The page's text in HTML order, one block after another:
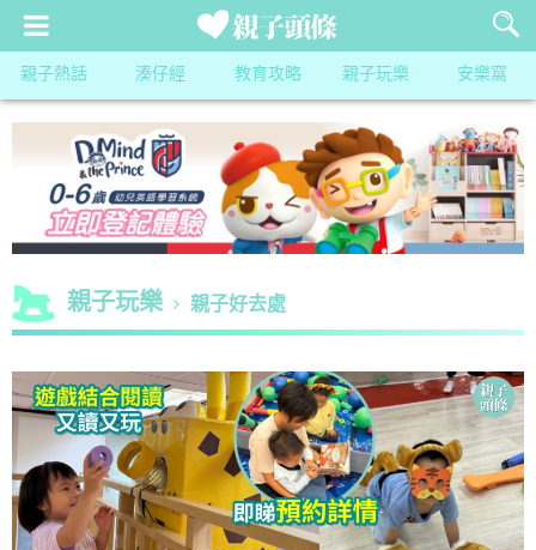
親子熱話 湊仔經 教育攻略 親子玩樂 安樂窩
親子玩樂 親子好去處